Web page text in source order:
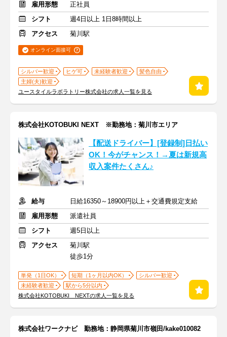
雇用形態
正社員
シフト
週4日以上 1日8時間以上
アクセス
菊川駅
オンライン面接可
シルバー歓迎 ヒゲ可 未経験者歓迎
髪色自由
主婦(夫)歓迎
ユースタイルラボラトリー株式会社の求人一覧を見る
株式会社KOTOBUKI NEXT ※勤務地：菊川市エリア
【配送ドライバー】[登録制]日払い
OK！今がチャンス！→夏は新規高
収入案件たくさん♪
給与
日給16350～18900円以上＋交通費規定支給
雇用形態
派遣社員
シフト
週5日以上
アクセス
菊川駅
徒歩1分
単発（1日OK） 短期（1ヶ月以内OK）
シルバー歓迎
未経験者歓迎
駅から5分以内
株式会社KOTOBUKI NEXTの求人一覧を見る
株式会社ワークナビ 勤務地：静岡県菊川市嶺田/kake010082